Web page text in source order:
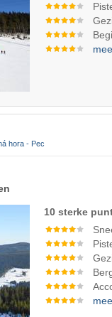
hora - Pec
10 sterke